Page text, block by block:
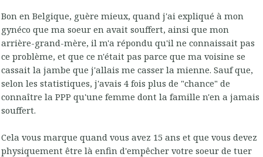
Bon en Belgique, guère mieux, quand j'ai expliqué à mon
gynéco que ma soeur en avait souffert, ainsi que mon
arrière-grand-mère, il m'a répondu qu'il ne connaissait pas
ce problème, et que ce n'était pas parce que ma voisine se
cassait la jambe que j'allais me casser la mienne. Sauf que,
selon les statistiques, j'avais 4 fois plus de "chance" de
connaître la PPP qu'une femme dont la famille n'en a jamais
souffert.
Cela vous marque quand vous avez 15 ans et que vous devez
physiquement être là enfin d'empêcher votre soeur de tuer